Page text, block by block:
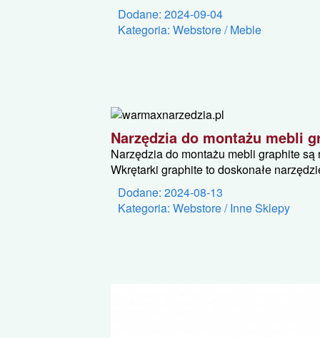
Dodane: 2024-09-04
Kategoria: Webstore / Meble
Narzędzia do montażu mebli
Narzędzia do montażu mebli graphite
Wkrętarki graphite to doskonałe
Dodane: 2024-08-13
Kategoria: Webstore / Inne Sklepy